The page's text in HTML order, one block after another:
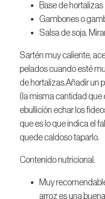
Base de hortalizas
Gambones o
Salsa de soja.
Sartén muy caliente,
pelados cuando esté
de hortalizas.Añadir un
(la misma cantidad que
ebullición echar los
que es lo que indica el
quede caldoso taparlo.
Contenido nutricional.
Muy
arroz es una